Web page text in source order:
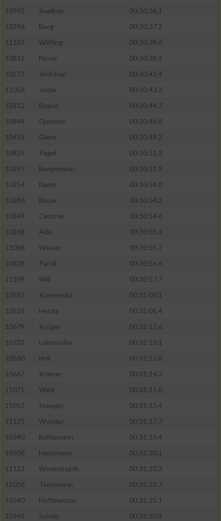
10991
Soellner
00:30:36.1
10296
Berg
00:30:37.2
11107
Wilfling
00:30:38.6
10811
Nösel
00:30:38.9
10573
Jenichen
00:30:42.4
11056
Vadar
00:30:43.2
10312
Boese
00:30:44.7
10848
Querner
00:30:46.8
10453
Giere
00:30:49.2
10825
Pagel
00:30:51.3
10297
Bergemann
00:30:51.9
10354
Name
00:30:54.0
10286
Bauer
00:30:54.2
10349
Centner
00:30:54.6
10268
Ade
00:30:55.3
11086
Weiser
00:30:55.7
10828
Paroll
00:30:56.6
11109
Will
00:30:57.7
10595
Kanyevska
00:31:00.1
10525
Herzig
00:31:01.4
10679
Krüger
00:31:12.6
10732
Lohmueller
00:31:13.1
10560
Hyll
00:31:13.8
10667
Krämer
00:31:14.3
11071
Wahl
00:31:15.0
11012
Steeger
00:31:15.4
11125
Wunder
00:31:17.7
10340
Buhlemann
00:31:19.4
10506
Hausmann
00:31:20.1
11123
Woskobojnik
00:31:23.3
11036
Teichmann
00:31:23.7
10540
Hoffmeister
00:31:25.1
10945
Scholz
00:31:30.9